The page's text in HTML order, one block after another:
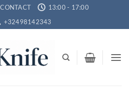
CONTACT
13:00 - 17:00
+32498142343